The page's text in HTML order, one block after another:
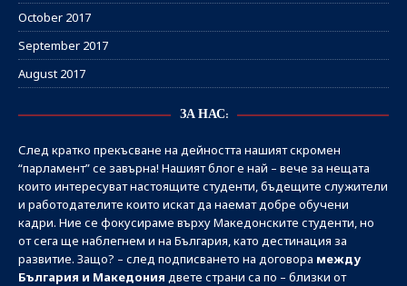
October 2017
September 2017
August 2017
ЗА НАС:
След кратко прекъсване на дейността нашият скромен
“парламент” се завърна! Нашият блог е най – вече за нещата
които интересуват настоящите студенти, бъдещите служители
и работодателите които искат да наемат добре обучени
кадри. Ние се фокусираме върху Македонските студенти, но
от сега ще наблегнем и на България, като дестинация за
развитие. Защо? – след подписването на договора между
България и Македония двете страни са по – близки от